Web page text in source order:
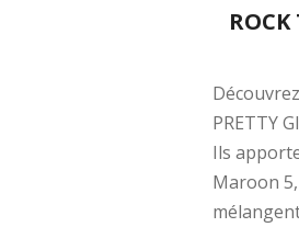
PRETTY
Ils
Maroon